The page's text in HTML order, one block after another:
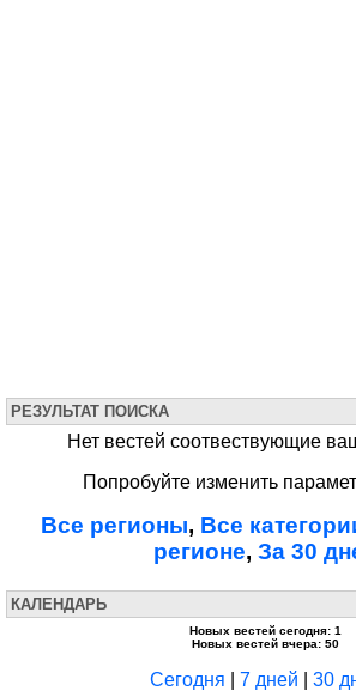
РЕЗУЛЬТАТ ПОИСКА
Нет вестей соотвествующие
Попробуйте изменить
Все регионы, Все
регионе, За 30
КАЛЕНДАРЬ
Новых вестей сегодня: 1
Новых вестей вчера: 50
Сегодня 7 дней 30